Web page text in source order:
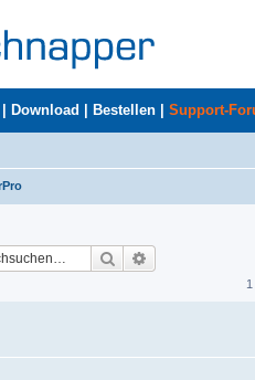
Download Bestellen Support-
Suche